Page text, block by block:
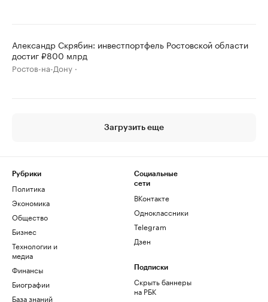
Александр Скрябин: инвестпортфель Ростовской области
достиг ₽800 млрд
Ростов-на-Дону
Загрузить еще
Рубрики
Политика
Экономика
Общество
Бизнес
Технологии и
медиа
Финансы
Биографии
База знаний
Социальные
сети
ВКонтакте
Одноклассники
Telegram
Дзен
Подписки
Скрыть баннеры
на РБК